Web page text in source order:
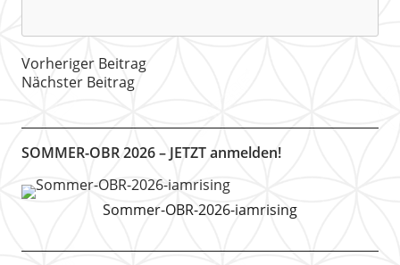
Vorheriger Beitrag
Nächster Beitrag
SOMMER-OBR 2026 – JETZT anmelden!
Sommer-OBR-2026-iamrising